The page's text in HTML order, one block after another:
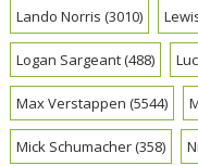
Lando Norris (3010)
Logan Sargeant(488)
Max Verstappen (5544)
Mick Schumacher(358)